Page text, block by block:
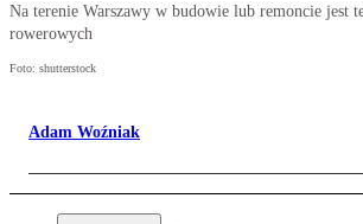
Na terenie Warszawy w budowie lub remoncie jest
rowerowych
Foto: shutterstock
Adam Woźniak